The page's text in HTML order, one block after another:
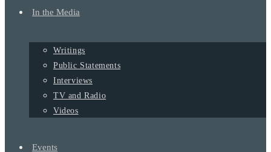
In the Media
Writings
Public Statements
Interviews
TV and Radio
Videos
Events